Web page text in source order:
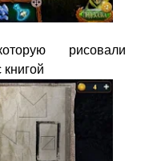
рисовали